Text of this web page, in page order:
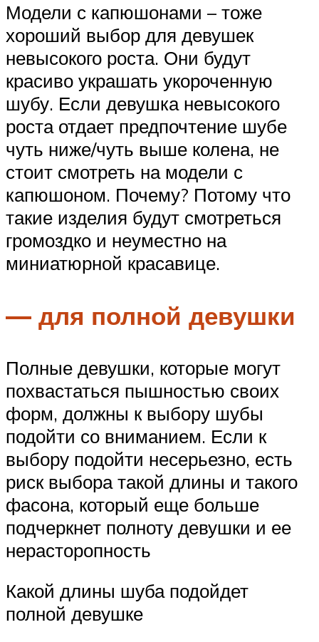
Модели с капюшонами – тоже
хороший выбор для девушек
невысокого роста. Они будут
красиво украшать укороченную
шубу. Если девушка невысокого
роста отдает предпочтение шубе
чуть ниже/чуть выше колена, не
стоит смотреть на модели с
капюшоном. Почему? Потому что
такие изделия будут смотреться
громоздко и неуместно на
миниатюрной красавице.
— для полной девушки
Полные девушки, которые могут
похвастаться пышностью своих
форм, должны к выбору шубы
подойти со вниманием. Если к
выбору подойти несерьезно, есть
риск выбора такой длины и такого
фасона, который еще больше
подчеркнет полноту девушки и ее
нерасторопность
Какой длины шуба подойдет
полной девушке